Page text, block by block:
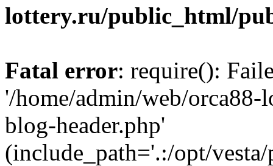
lottery.ru/public_html/
Fatal error: require():
'/home/admin/web/
blog-header.php'
(include_path='.:/opt/